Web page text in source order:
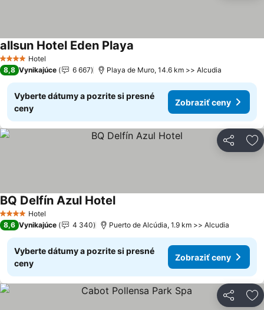
4 Počet hviezdičiek
Hotel
allsun Hotel Eden Playa
8,8 Vynikajúce 6 667 Playa de Muro, 14.6 km >> Alcudia
Vyberte dátumy a pozrite si presné
ceny
Zobraziť ceny
Zdieľať
4 Počet hviezdičiek
Hotel
BQ Delfín Azul HotelZobraziť ceny
8,6 Vynikajúce 4 340 Puerto de Alcúdia, 1.9 km >> Alcudia
Vyberte dátumy a pozrite si presné
ceny
Zobraziť ceny
Zdieľať